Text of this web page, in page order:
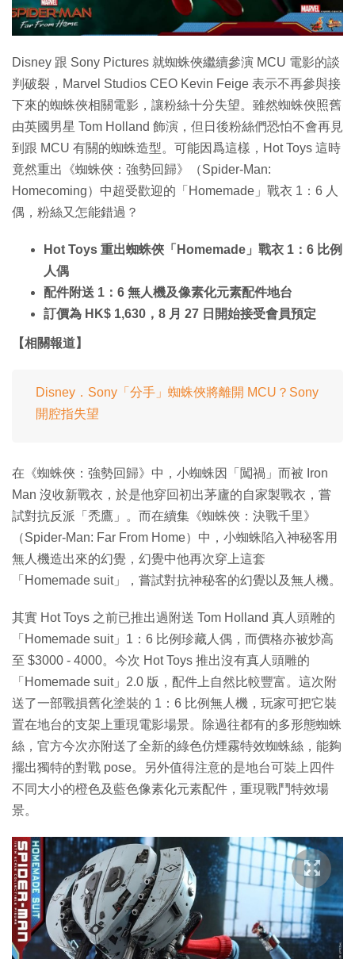
Disney 跟 Sony Pictures 就蜘蛛俠繼續參演 MCU 電影的談
判破裂，Marvel Studios CEO Kevin Feige 表示不再參與接
下來的蜘蛛俠相關電影，讓粉絲十分失望。雖然蜘蛛俠照舊
由英國男星 Tom Holland 飾演，但日後粉絲們恐怕不會再見
到跟 MCU 有關的蜘蛛造型。可能因爲這樣，Hot Toys 這時
竟然重出《蜘蛛俠：強勢回歸》（Spider-Man:
Homecoming）中超受歡迎的「Homemade」戰衣 1：6 人
偶，粉絲又怎能錯過？
Hot Toys 重出蜘蛛俠「Homemade」戰衣 1：6 比例
人偶
配件附送 1：6 無人機及像素化元素配件地台
訂價為 HK$ 1,630，8 月 27 日開始接受會員預定
【相關報道】
Disney．Sony「分手」蜘蛛俠將離開 MCU？Sony
開腔指失望
在《蜘蛛俠：強勢回歸》中，小蜘蛛因「闖禍」而被 Iron
Man 沒收新戰衣，於是他穿回初出茅廬的自家製戰衣，嘗
試對抗反派「禿鷹」。而在續集《蜘蛛俠：決戰千里》
（Spider-Man: Far From Home）中，小蜘蛛陷入神秘客用
無人機造出來的幻覺，幻覺中他再次穿上這套
「Homemade suit」，嘗試對抗神秘客的幻覺以及無人機。
其實 Hot Toys 之前已推出過附送 Tom Holland 真人頭雕的
「Homemade suit」1：6 比例珍藏人偶，而價格亦被炒高
至 $3000 - 4000。今次 Hot Toys 推出沒有真人頭雕的
「Homemade suit」2.0 版，配件上自然比較豐富。這次附
送了一部戰損舊化塗裝的 1：6 比例無人機，玩家可把它裝
置在地台的支架上重現電影場景。除過往都有的多形態蜘蛛
絲，官方今次亦附送了全新的綠色仿煙霧特效蜘蛛絲，能夠
擺出獨特的對戰 pose。另外值得注意的是地台可裝上四件
不同大小的橙色及藍色像素化元素配件，重現戰鬥特效場
景。